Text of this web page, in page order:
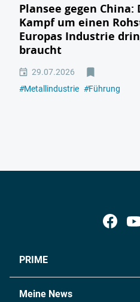
Plansee gegen
Kampf um einen
Europas Industrie
braucht
29.07.2026
#Metallindustrie #Führung
PRIME
Meine News